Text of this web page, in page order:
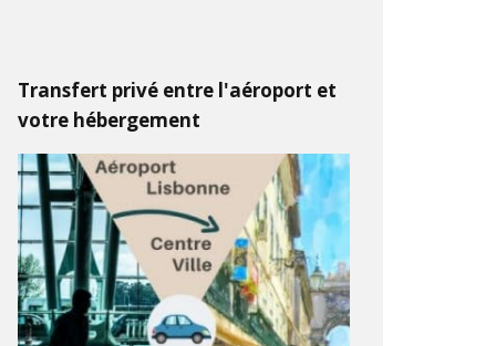
Transfert privé entre l'aéroport et
votre hébergement